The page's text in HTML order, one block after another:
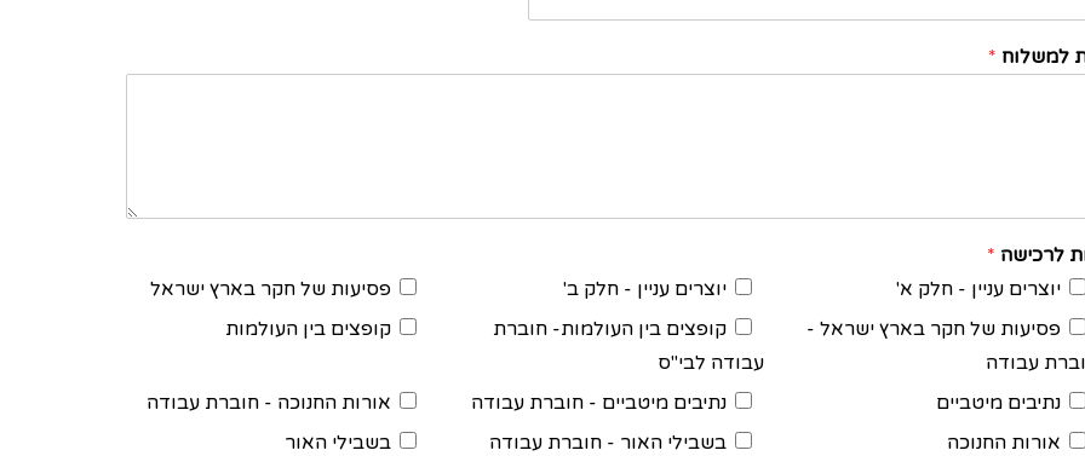
למשלוח *
לרכישה *
יוצרים עניין - חלק א'
יוצרים עניין - חלק ב'
פסיעות של חקר בארץ ישראל
פסיעות של חקר בארץ ישראל -
עבודה
קופצים בין העולמות- חוברת
עבודה לבי"ס
קופצים בין העולמות
נתיבים מיטביים נתיבים מיטביים - חוברת עבודה
אורות החנוכה - חוברת עבודה
אורות החנוכה
בשבילי האור - חוברת עבודה
בשבילי האור